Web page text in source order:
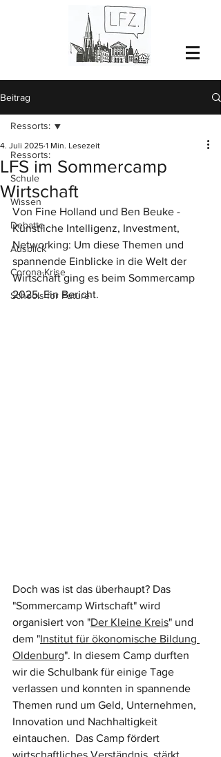
Beitrag
Ressorts:
Schule
Wissen
Debatte
Ausblick
Corona-Krise
Schools for Future
Ressorts:
LFS im Sommercamp
Wirtschaft
4. Juli 2025 1 Min. Lesezeit
Von Fine Holland und Ben Beuke -
Künstliche Intelligenz, Investment,
Networking: Um diese Themen und
spannende Einblicke in die Welt der
Wirtschaft ging es beim Sommercamp
2025. Ein Bericht.
Doch was ist das überhaupt? Das
"Sommercamp Wirtschaft" wird
organisiert von "Der Kleine Kreis" und
dem "Institut für ökonomische Bildung
Oldenburg". In diesem Camp durften
wir die Schulbank für einige Tage
verlassen und konnten in spannende
Themen rund um Geld, Unternehmen,
Innovation und Nachhaltigkeit
eintauchen.  Das Camp fördert
wirtschaftliches Verständnis, stärkt